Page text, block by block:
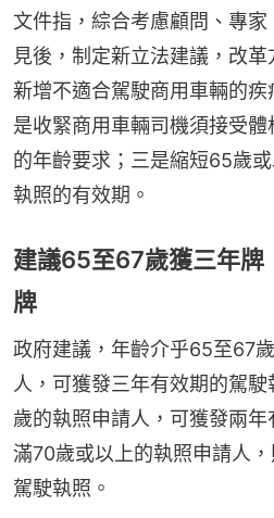
文件指，綜合考慮顧問、專
見後，制定新立法建議，改
新增不適合駕駛商用車輛的
是收緊商用車輛司機須接受
的年齡要求；三是縮短65歲
執照的有效期。
建議65至67歲獲三年
牌
政府建議，年齡介乎65至67
人，可獲發三年有效期的駕
歲的執照申請人，可獲發兩
滿70歲或以上的執照申請人
駕駛執照。